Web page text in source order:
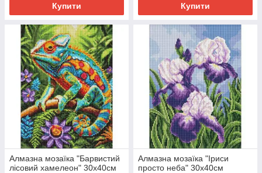
Купити Купити
Алмазна мозаїка "Барвистий
лісовий хамелеон" 30х40см
Алмазна мозаїка "Іриси
просто неба" 30х40см